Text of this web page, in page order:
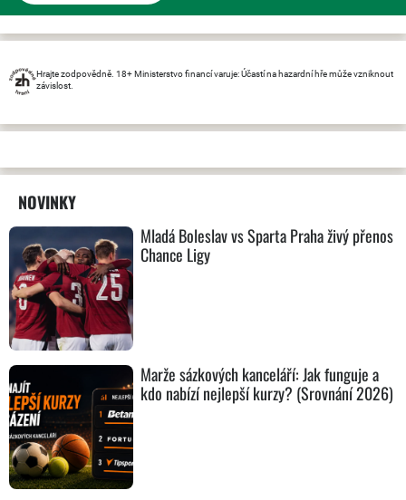
Hrajte zodpovědně. 18+ Ministerstvo financí varuje: Účastí na hazardní hře může vzniknout
závislost.
NOVINKY
Mladá Boleslav vs Sparta Praha živý přenos
Chance Ligy
Marže sázkových kanceláří: Jak funguje a
kdo nabízí nejlepší kurzy? (Srovnání 2026)